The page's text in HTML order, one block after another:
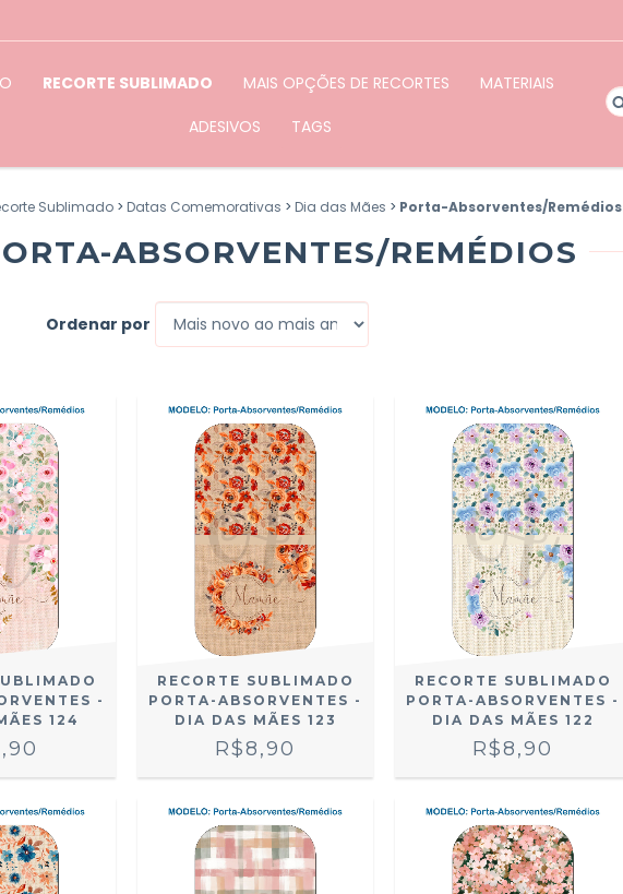
RECORTE SUBLIMADO MAIS OPÇÕES DE RECORTES
MATERIAIS
ADESIVOS
TAGS
Sublimado > Datas Comemorativas > Dia das Mães > Porta-Absorventes/Remédios
ABSORVENTES/REMÉDIOS
Ordenar por
-
124
RECORTE SUBLIMADO
PORTA-ABSORVENTES -
DIA DAS MÃES 123
R$8,90
RECORTE SUBLIMADO
PORTA-ABSORVENTES -
DIA DAS MÃES 122
R$8,90